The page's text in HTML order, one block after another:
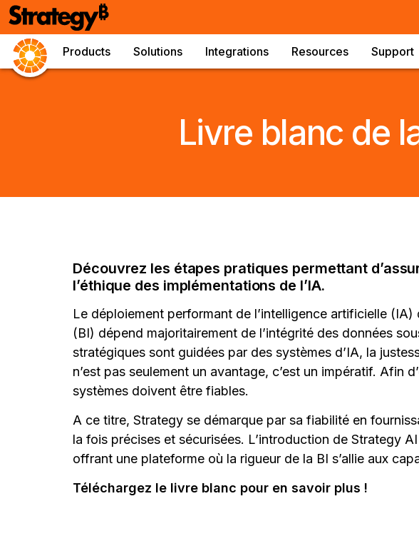
Products Solutions Integrations Resources Support
Livre blanc de
Découvrez les étapes pratiques permettant
l’éthique des implémentations de l’IA.
Le déploiement performant de l’intelligence artificielle (IA)
(BI) dépend majoritairement de l’intégrité des données
stratégiques sont guidées par des systèmes d’IA, la
n’est pas seulement un avantage, c’est un impératif. Afin
systèmes doivent être fiables.
A ce titre, Strategy se démarque par sa fiabilité en
la fois précises et sécurisées. L’introduction de Strategy
offrant une plateforme où la rigueur de la BI s’allie aux
Téléchargez le livre blanc pour en savoir plus !